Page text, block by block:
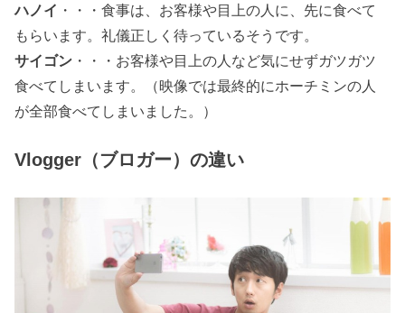
ハノイ ・・・食事は、お客様や目上の人に、先に食べて
もらいます。礼儀正しく待っているそうです。
サイゴン ・・・お客様や目上の人など気にせずガツガツ
食べてしまいます。（映像では最終的にホーチミンの人
が全部食べてしまいました。）
Vlogger（ブロガー）の違い